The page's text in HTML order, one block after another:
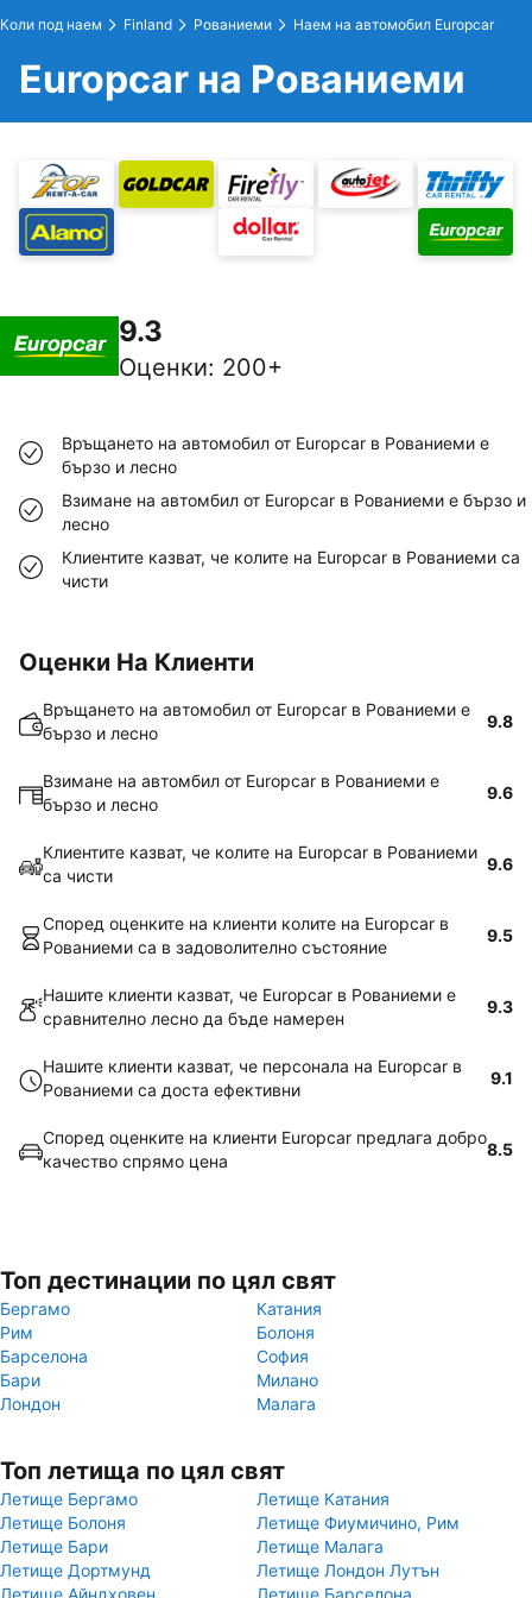
Коли под наем Finland Рованиеми Наем на автомобил Europcar
Europcar на Рованиеми
9.3
Оценки: 200+
Връщането на автомобил от Europcar в Рованиеми е
бързо и лесно
Взимане на автомбил от Europcar в Рованиеми е бързо и
лесно
Клиентите казват, че колите на Europcar в Рованиеми са
чисти
Оценки На Клиенти
Връщането на автомобил от Europcar в Рованиеми е
бързо и лесно
9.8
Взимане на автомбил от Europcar в Рованиеми е
бързо и лесно
9.6
Клиентите казват, че колите на Europcar в Рованиеми
са чисти
9.6
Според оценките на клиенти колите на Europcar в
Рованиеми са в задоволително състояние
9.5
Нашите клиенти казват, че Europcar в Рованиеми е
сравнително лесно да бъде намерен
9.3
Нашите клиенти казват, че персонала на Europcar в
Рованиеми са доста ефективни
9.1
Според оценките на клиенти Europcar предлага добро
качество спрямо цена
8.5
Топ дестинации по цял свят
Бергамо
Катания
Рим
Болоня
Барселона
София
Бари
Милано
Лондон
Малага
Топ летища по цял свят
Летище Бергамо
Летище Катания
Летище Болоня
Летище Фиумичино, Рим
Летище Бари
Летище Малага
Летище Дортмунд
Летище Лондон Лутън
Летище Айндховен
Летище Барселона